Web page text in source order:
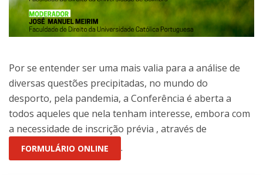
Por se entender ser uma mais valia para a análise de
diversas questões precipitadas, no mundo do
desporto, pela pandemia, a Conferência é aberta a
todos aqueles que nela tenham interesse, embora com
a necessidade de inscrição prévia , através de
FORMULÁRIO ONLINE .